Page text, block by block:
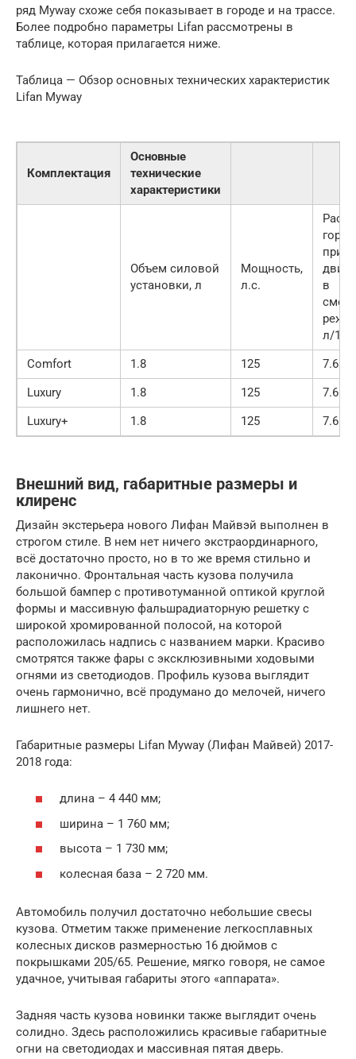
ряд Myway схоже себя показывает в городе и на трассе.
Более подробно параметры Lifan рассмотрены в
таблице, которая прилагается ниже.
Таблица — Обзор основных технических характеристик
Lifan Myway
Комплектация
Основные
технические
характеристики
Объем силовой
установки, л
Мощность,
л.с.
при
в
л/
Comfort
1.8 125
7.6
Luxury
1.8 125
7.6
Luxury+
1.8 125 7.6
Внешний вид, габаритные размеры и
клиренс
Дизайн экстерьера нового Лифан Майвэй выполнен в
строгом стиле. В нем нет ничего экстраординарного,
всё достаточно просто, но в то же время стильно и
лаконично. Фронтальная часть кузова получила
большой бампер с противотуманной оптикой круглой
формы и массивную фальшрадиаторную решетку с
широкой хромированной полосой, на которой
расположилась надпись с названием марки. Красиво
смотрятся также фары с эксклюзивными ходовыми
огнями из светодиодов. Профиль кузова выглядит
очень гармонично, всё продумано до мелочей, ничего
лишнего нет.
Габаритные размеры Lifan Myway (Лифан Майвей) 2017-
2018 года:
длина – 4 440 мм;
ширина – 1 760 мм;
высота – 1 730 мм;
колесная база – 2 720 мм.
Автомобиль получил достаточно небольшие свесы
кузова. Отметим также применение легкосплавных
колесных дисков размерностью 16 дюймов с
покрышками 205/65. Решение, мягко говоря, не самое
удачное, учитывая габариты этого «аппарата».
Задняя часть кузова новинки также выглядит очень
солидно. Здесь расположились красивые габаритные
огни на светодиодах и массивная пятая дверь.